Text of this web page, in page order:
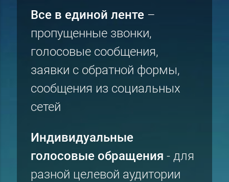
Все в единой ленте–
пропущенные звонки,
голосовые сообщения,
заявки с обратной формы,
сообщения из социальных
сетей
Индивидуальные
голосовые обращения - для
разной целевой аудитории